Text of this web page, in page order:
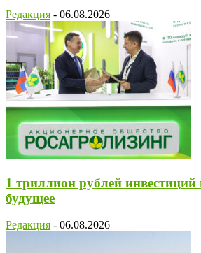
Редакция - 06.08.2026
1 триллион рублей инвестиций
будущее
Редакция - 06.08.2026